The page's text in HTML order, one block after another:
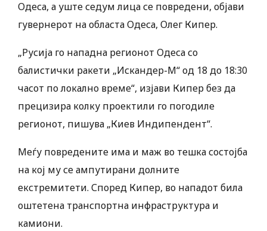
Одеса, а уште седум лица се повредени, објави
гувернерот на областа Одеса, Олег Кипер.
„Русија го нападна регионот Одеса со
балистички ракети „Искандер-М“ од 18 до 18:30
часот по локално време“, изјави Кипер без да
прецизира колку проектили го погодиле
регионот, пишува „Киев Индипендент“.
Меѓу повредените има и маж во тешка состојба
на кој му се ампутирани долните
екстремитети. Според Кипер, во нападот била
оштетена транспортна инфраструктура и
камиони.